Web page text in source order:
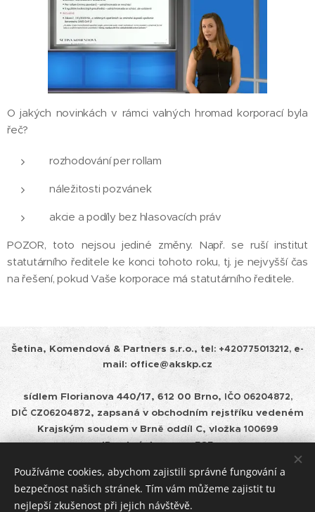
O jakých novinkách v rámci valných hromad korporací byla
řeč?
rozhodování per rollam
náležitosti pozvánek
akcie a podíly bez hlasovacích práv
POZOR, toto nejsou jediné změny. Např. se ruší institut
statutárního ředitele ke konci tohoto roku, tj. je nejvyšší čas
na řešení, pokud Vaše korporace má statutárního ředitele.
Šetina, Komendová & Partners s.r.o., tel: +420775013212, e-
mail: office@akskp.cz
sídlem Florianova 440/17, 612 00 Brno, IČO 06204872,
DIČ CZ06204872, zapsaná v obchodním rejstříku vedeném
Krajským soudem v Brně oddíl C, vložka 100699
ID schránky: cepm585
Zásady ochrany osobních údajů a pravidla cookies
Používáme cookies, abychom zajistili správné fungování a
bezpečnost našich stránek. Tím vám můžeme zajistit tu
nejlepší zkušenost při jejich návštěvě.